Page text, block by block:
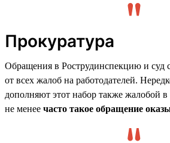
Прокуратура
Обращения в Рострудинспекцию и суд
от всех жалоб на работодателей.
дополняют этот набор также жалобой в
не менее часто такое обращение